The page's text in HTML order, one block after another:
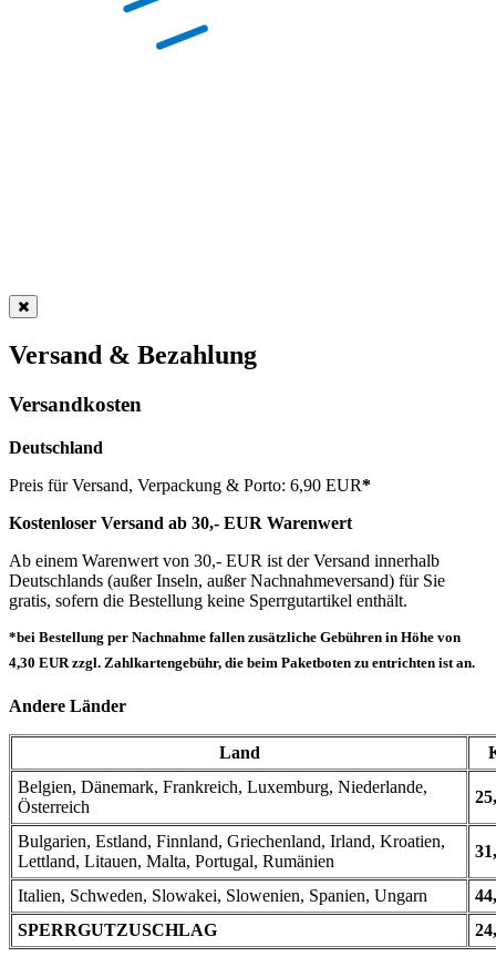
Versand & Bezahlung
Versandkosten
Deutschland
Preis für Versand, Verpackung & Porto: 6,90 EUR*
Kostenloser Versand ab 30,- EUR Warenwert
Ab einem Warenwert von 30,- EUR ist der Versand innerhalb
Deutschlands (außer Inseln, außer Nachnahmeversand) für Sie
gratis, sofern die Bestellung keine Sperrgutartikel enthält.
*bei Bestellung per Nachnahme fallen zusätzliche Gebühren in Höhe von
4,30 EUR zzgl. Zahlkartengebühr, die beim Paketboten zu entrichten ist an.
Andere Länder
Land
Belgien, Dänemark, Frankreich, Luxemburg, Niederlande,
Österreich
Bulgarien, Estland, Finnland, Griechenland, Irland, Kroatien,
Lettland, Litauen, Malta, Portugal, Rumänien
Italien, Schweden, Slowakei, Slowenien, Spanien, Ungarn
SPERRGUTZUSCHLAG